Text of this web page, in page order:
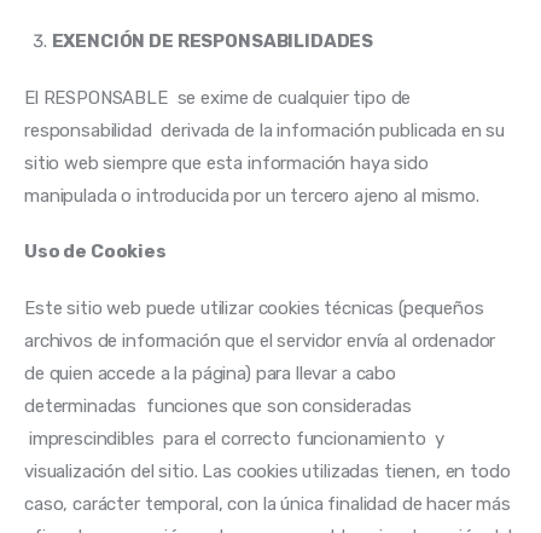
EXENCIÓN DE RESPONSABILIDADES
El RESPONSABLE  se exime de cualquier tipo de
responsabilidad  derivada de la información publicada en su
sitio web siempre que esta información haya sido
manipulada o introducida por un tercero ajeno al mismo.
Uso de Cookies
Este sitio web puede utilizar cookies técnicas (pequeños
archivos de información que el servidor envía al ordenador
de quien accede a la página) para llevar a cabo
determinadas  funciones que son consideradas
imprescindibles  para el correcto funcionamiento  y
visualización del sitio. Las cookies utilizadas tienen, en todo
caso, carácter temporal, con la única finalidad de hacer más